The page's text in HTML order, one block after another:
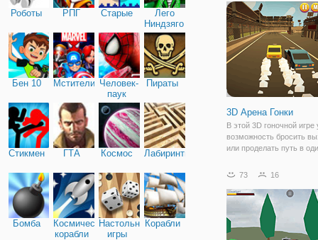
Роботы РПГ Старые
Лего
Ниндзяго
Бен 10 Мстители Человек-
паук
Пираты
Стикмен ГТА Космос Лабиринты
Бомба
Космические
корабли
Настольные
игры
Корабли
различных средах в
летающих
3D Арена Гонки
В этой 3D гоночной игре
возможность бросить
или проделать путь в
или в режиме одного
красочный и
73 16